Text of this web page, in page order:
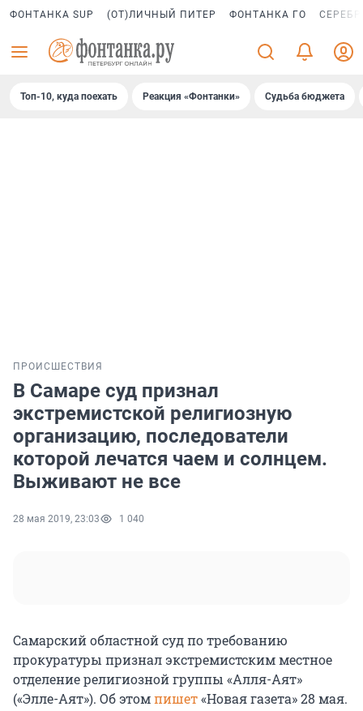
ФОНТАНКА SUP (ОТ)ЛИЧНЫЙ ПИТЕР ФОНТАНКА ГО
Топ-10, куда поехать Реакция «Фонтанки» Судьба бюджета
ПРОИСШЕСТВИЯ
В Самаре суд признал
экстремистской религиозную
организацию, последователи
которой лечатся чаем и солнцем.
Выживают не все
28 мая 2019, 23:03 1 040
Самарский областной суд по требованию
прокуратуры признал экстремистским местное
отделение религиозной группы «Алля-Аят»
(«Элле-Аят»). Об этомпишет«Новая газета» 28 мая.